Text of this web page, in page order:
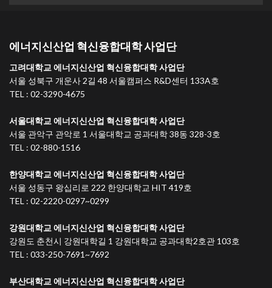
에너지신산업 혁신융합대학 사업단
고려대학교 에너지신산업 혁신융합대학 사업단
서울 성북구 개운사 2길 48 서울캠퍼스 R&D센터 133A호
TEL : 02-3290-4675
서울대학교 에너지신산업 혁신융합대학 사업단
서울 관악구 관악로 1 서울대학교 공과대학 38동 328-3호
TEL : 02-880-1516
한양대학교 에너지신산업 혁신융합대학 사업단
서울 성동구 왕십리로 222 한양대학교 HIT 419호
TEL : 02-2220-0297~0299
강원대학교 에너지신산업 혁신융합대학 사업단
강원도 춘천시 강원대학길 1 강원대학교 공과대학2호관 103호
TEL : 033-250-7691~7692
부산대학교 에너지신산업 혁신융합대학 사업단